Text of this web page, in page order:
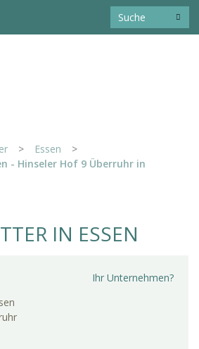
> Essen
>
- Hinseler Hof 9 Überruhr in
IN ESSEN
Ihr Unternehmen?